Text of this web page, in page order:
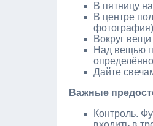
В пятницу
В центре
Вокруг вещи
Над вещью
Дайте
Важные
Контроль.